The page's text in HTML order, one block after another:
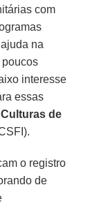
com
na
interesse
essas
Culturas de
o registro
de